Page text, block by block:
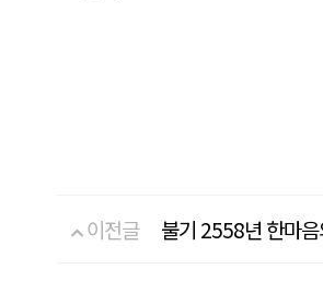
이전글 불기 2558년 한마